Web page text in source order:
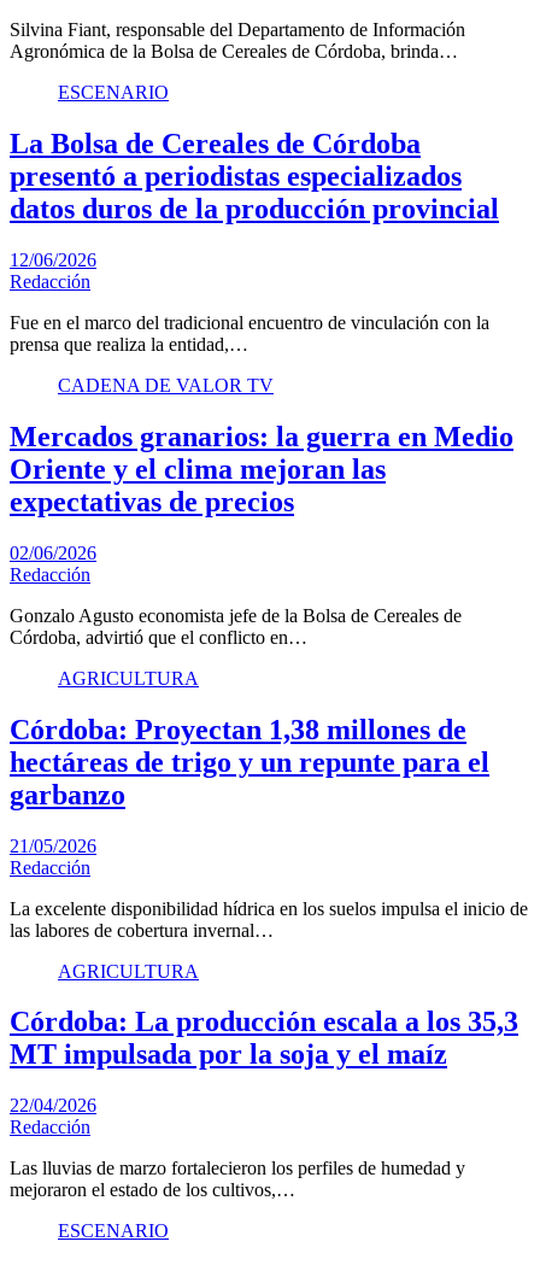
Silvina Fiant, responsable del Departamento de Información
Agronómica de la Bolsa de Cereales de Córdoba, brinda…
ESCENARIO
La Bolsa de Cereales de Córdoba
presentó a periodistas especializados
datos duros de la producción provincial
12/06/2026
Redacción
Fue en el marco del tradicional encuentro de vinculación con la
prensa que realiza la entidad,…
CADENA DE VALOR TV
Mercados granarios: la guerra en Medio
Oriente y el clima mejoran las
expectativas de precios
02/06/2026
Redacción
Gonzalo Agusto economista jefe de la Bolsa de Cereales de
Córdoba, advirtió que el conflicto en…
AGRICULTURA
Córdoba: Proyectan 1,38 millones de
hectáreas de trigo y un repunte para el
garbanzo
21/05/2026
Redacción
La excelente disponibilidad hídrica en los suelos impulsa el inicio de
las labores de cobertura invernal…
AGRICULTURA
Córdoba: La producción escala a los 35,3
MT impulsada por la soja y el maíz
22/04/2026
Redacción
Las lluvias de marzo fortalecieron los perfiles de humedad y
mejoraron el estado de los cultivos,…
ESCENARIO